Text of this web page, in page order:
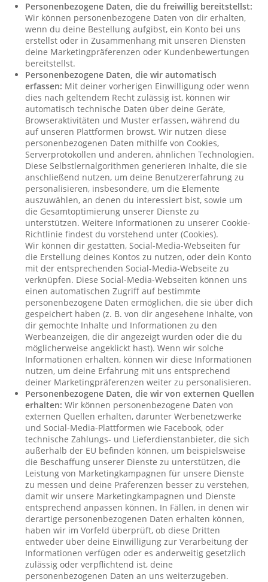
Personenbezogene Daten, die du freiwillig bereitstellst:
Wir können personenbezogene Daten von dir erhalten,
wenn du deine Bestellung aufgibst, ein Konto bei uns
erstellst oder in Zusammenhang mit unseren Diensten
deine Marketingpräferenzen oder Kundenbewertungen
bereitstellst.
Personenbezogene Daten, die wir automatisch
erfassen: Mit deiner vorherigen Einwilligung oder wenn
dies nach geltendem Recht zulässig ist, können wir
automatisch technische Daten über deine Geräte,
Browseraktivitäten und Muster erfassen, während du
auf unseren Plattformen browst. Wir nutzen diese
personenbezogenen Daten mithilfe von Cookies,
Serverprotokollen und anderen, ähnlichen Technologien.
Diese Selbstlernalgorithmen generieren Inhalte, die sie
anschließend nutzen, um deine Benutzererfahrung zu
personalisieren, insbesondere, um die Elemente
auszuwählen, an denen du interessiert bist, sowie um
die Gesamtoptimierung unserer Dienste zu
unterstützen. Weitere Informationen zu unserer Cookie-
Richtlinie findest du vorstehend unter (Cookies).
Wir können dir gestatten, Social-Media-Webseiten für
die Erstellung deines Kontos zu nutzen, oder dein Konto
mit der entsprechenden Social-Media-Webseite zu
verknüpfen. Diese Social-Media-Webseiten können uns
einen automatischen Zugriff auf bestimmte
personenbezogene Daten ermöglichen, die sie über dich
gespeichert haben (z. B. von dir angesehene Inhalte, von
dir gemochte Inhalte und Informationen zu den
Werbeanzeigen, die dir angezeigt wurden oder die du
möglicherweise angeklickt hast). Wenn wir solche
Informationen erhalten, können wir diese Informationen
nutzen, um deine Erfahrung mit uns entsprechend
deiner Marketingpräferenzen weiter zu personalisieren.
Personenbezogene Daten, die wir von externen Quellen
erhalten: Wir können personenbezogene Daten von
externen Quellen erhalten, darunter Werbenetzwerke
und Social-Media-Plattformen wie Facebook, oder
technische Zahlungs- und Lieferdienstanbieter, die sich
außerhalb der EU befinden können, um beispielsweise
die Beschaffung unserer Dienste zu unterstützen, die
Leistung von Marketingkampagnen für unsere Dienste
zu messen und deine Präferenzen besser zu verstehen,
damit wir unsere Marketingkampagnen und Dienste
entsprechend anpassen können. In Fällen, in denen wir
derartige personenbezogenen Daten erhalten können,
haben wir im Vorfeld überprüft, ob diese Dritten
entweder über deine Einwilligung zur Verarbeitung der
Informationen verfügen oder es anderweitig gesetzlich
zulässig oder verpflichtend ist, deine
personenbezogenen Daten an uns weiterzugeben.